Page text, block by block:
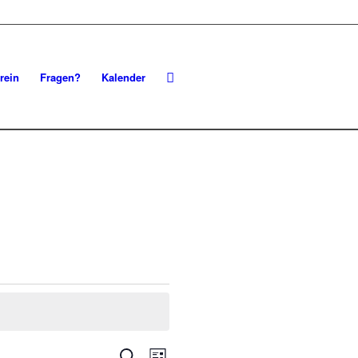
Fragen? Kalender
Veranstaltung